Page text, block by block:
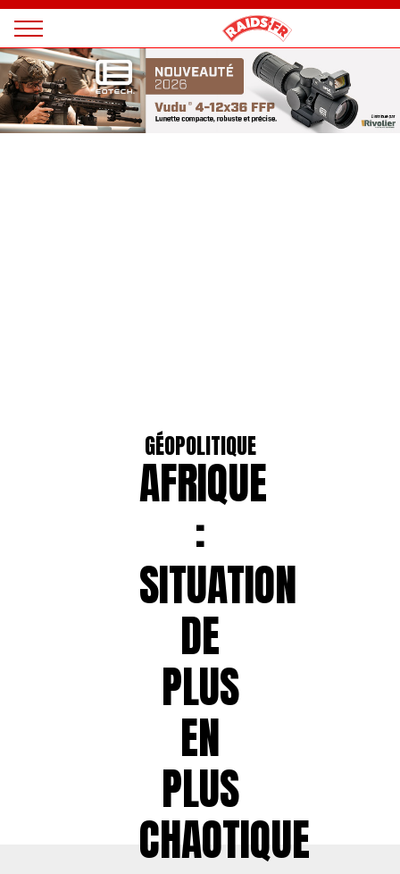
Magazine
Raids
GÉOPOLITIQUE
AFRIQUE
:
SITUATION
DE
PLUS
EN
PLUS
CHAOTIQUE
Panneau de gestion des cookies